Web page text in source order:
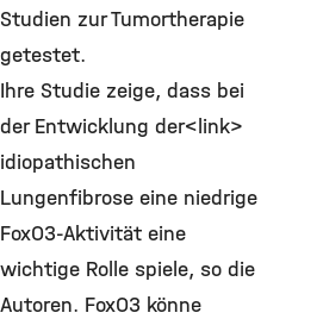
Studien zur Tumortherapie
getestet.
Ihre Studie zeige, dass bei
der Entwicklung der<link>
idiopathischen
Lungenfibrose eine niedrige
FoxO3-Aktivität eine
wichtige Rolle spiele, so die
Autoren. FoxO3 könne